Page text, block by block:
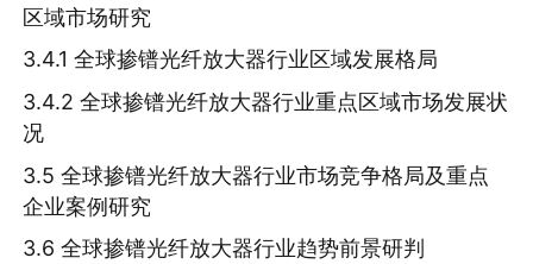
区域市场研究
3.4.1 全球掺镨光纤放大器行业区域发展格局
3.4.2 全球掺镨光纤放大器行业重点区域市场发展状
况
3.5 全球掺镨光纤放大器行业市场竞争格局及重点
企业案例研究
3.6 全球掺镨光纤放大器行业趋势前景研判